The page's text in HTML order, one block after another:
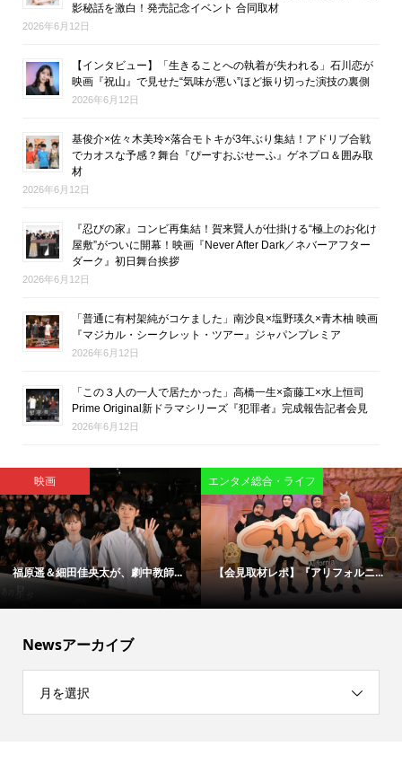
影秘話を激白！発売記念イベント 合同取材
2026年6月12日
【インタビュー】「生きることへの執着が失われる」石川恋が
映画『祝山』で見せた“気味が悪い”ほど振り切った演技の裏側
2026年6月12日
基俊介×佐々木美玲×落合モトキが3年ぶり集結！アドリブ合戦
でカオスな予感？舞台『ぴーすおぶせーふ』ゲネプロ＆囲み取
材
2026年6月12日
『忍びの家』コンビ再集結！賀来賢人が仕掛ける“極上のお化け
屋敷”がついに開幕！映画『Never After Dark／ネバーアフター
ダーク』初日舞台挨拶
2026年6月12日
「普通に有村架純がコケました」南沙良×塩野瑛久×青木柚 映画
『マジカル・シークレット・ツアー』ジャパンプレミア
2026年6月12日
「この３人の一人で居たかった」高橋一生×斎藤工×水上恒司
Prime Original新ドラマシリーズ『犯罪者』完成報告記者会見
2026年6月12日
インタビュー
【インタビュー】映画版『ブルー...
映画
松村北斗＆今田美桜が“禁断のバデ...
Newsアーカイブ
月を選択